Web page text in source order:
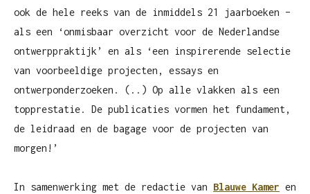
e
ook de hele reeks van de inmiddels 21 jaarboeken –
als een ‘onmisbaar overzicht voor de Nederlandse
ontwerppraktijk’ en als ‘een inspirerende selectie
van voorbeeldige projecten, essays en
ontwerponderzoeken. (..) Op alle vlakken als een
topprestatie. De publicaties vormen het fundament,
de leidraad en de bagage voor de projecten van
morgen!’
In samenwerking met de redactie van Blauwe Kamer en